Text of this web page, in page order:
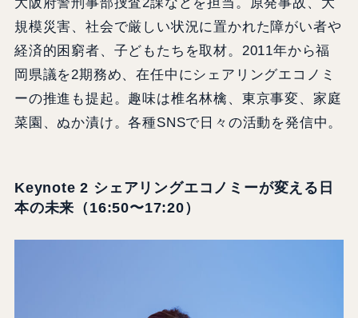
大阪府警刑事部捜査2課などを担当。原発事故、大
規模災害、社会で厳しい状況に置かれた障がい者や
経済的困窮者、子どもたちを取材。2011年から福
岡県議を2期務め、在任中にシェアリングエコノミ
ーの推進も提起。趣味は椎名林檎、東京事変、家庭
菜園、ぬか漬け。各種SNSで日々の活動を発信中。
Keynote 2 シェアリングエコノミーが変える日
本の未来（16:50〜17:20）